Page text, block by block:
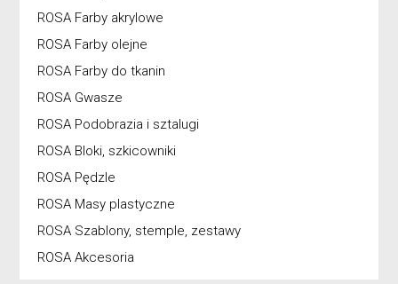
ROSA Farby akrylowe
ROSA Farby olejne
ROSA Farby do tkanin
ROSA Gwasze
ROSA Podobrazia i sztalugi
ROSA Bloki, szkicowniki
ROSA Pędzle
ROSA Masy plastyczne
ROSA Szablony, stemple, zestawy
ROSA Akcesoria